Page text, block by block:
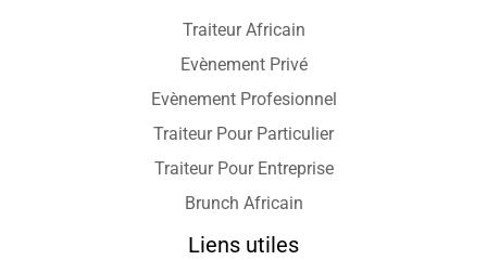
Traiteur Africain
Evènement Privé
Evènement Profesionnel
Traiteur Pour Particulier
Traiteur Pour Entreprise
Brunch Africain
Liens utiles